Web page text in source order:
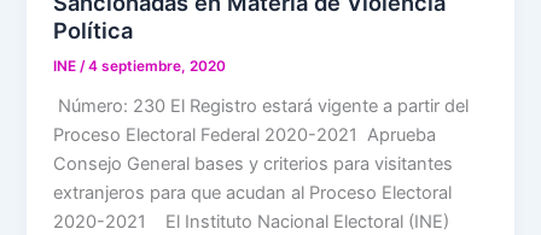
Política
INE/4 septiembre, 2020
Número: 230 El Registro estará vigente a partir del
Proceso Electoral Federal 2020-2021 Aprueba
Consejo General bases y criterios para visitantes
extranjeros para que acudan al Proceso Electoral
2020-2021 El Instituto Nacional Electoral (INE)